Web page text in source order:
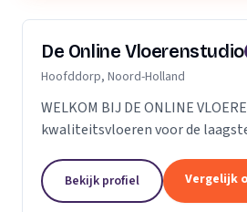
De Online Vloerenstudio
Hoofddorp, Noord-Holland
WELKOM BIJ DE ONLINE
kwaliteitsvloeren voor de
soorten parketvloeren en
bestellen...
Bekijk profiel Vergelijk